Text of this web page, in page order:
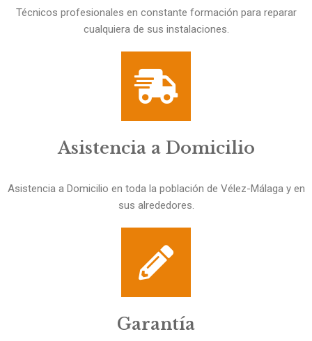
Técnicos profesionales en constante formación para reparar
cualquiera de sus instalaciones.
Asistencia a Domicilio
Asistencia a Domicilio en toda la población de Vélez-Málaga y en
sus alrededores.
Garantía